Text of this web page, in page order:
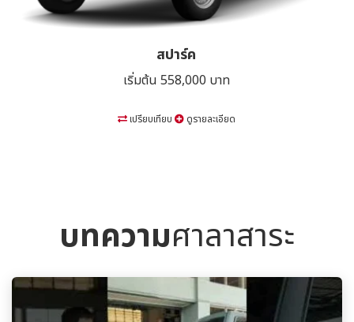
เริ่มต้น 668,000 บาท
เปรียบเทียบ
บทความศาลาสาระ